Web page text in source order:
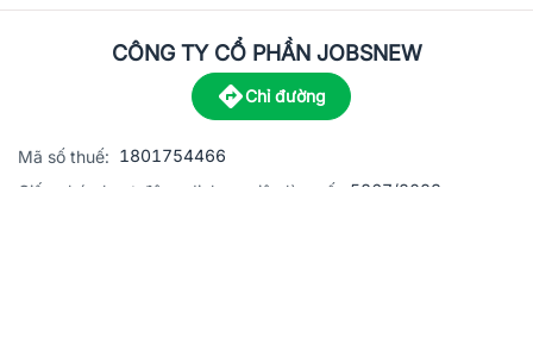
CÔNG TY CỔ PHẦN JOBSNEW
Chỉ đường
Mã số thuế: 1801754466
Giấy phép hoạt động dịch vụ việc làm số:
5867/2023